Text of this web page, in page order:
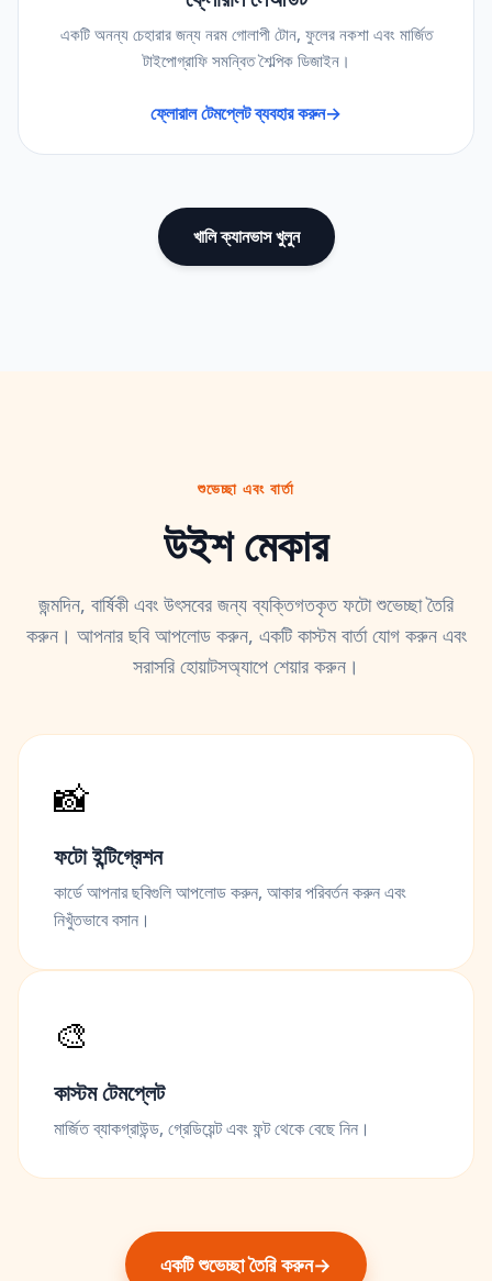
একটি অনন্য চেহারার জন্য নরম গোলাপী টোন, ফুলের নকশা এবং মার্জিত
টাইপোগ্রাফি সমন্বিত শৈল্পিক ডিজাইন।
ফ্লোরাল টেমপ্লেট ব্যবহার করুন→
খালি ক্যানভাস খুলুন
শুভেচ্ছা এবং বার্তা
উইশ মেকার
জন্মদিন, বার্ষিকী এবং উৎসবের জন্য ব্যক্তিগতকৃত ফটো শুভেচ্ছা তৈরি
করুন। আপনার ছবি আপলোড করুন, একটি কাস্টম বার্তা যোগ করুন এবং
সরাসরি হোয়াটসঅ্যাপে শেয়ার করুন।
📸
ফটো ইন্টিগ্রেশন
কার্ডে আপনার ছবিগুলি আপলোড করুন, আকার পরিবর্তন করুন এবং
নিখুঁতভাবে বসান।
🎨
কাস্টম টেমপ্লেট
মার্জিত ব্যাকগ্রাউন্ড, গ্রেডিয়েন্ট এবং ফন্ট থেকে বেছে নিন।
একটি শুভেচ্ছা তৈরি করুন→